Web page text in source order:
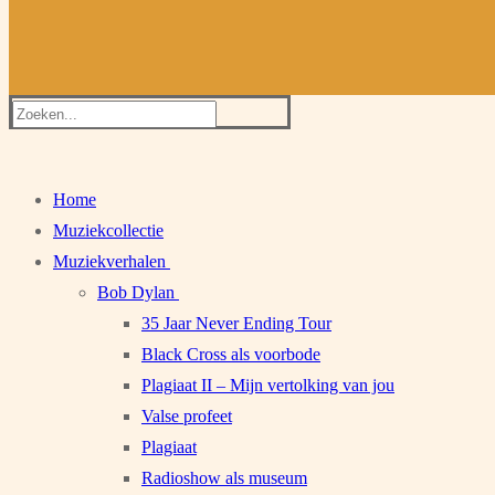
Zoeken
Home
Muziekcollectie
Muziekverhalen
Bob Dylan
35 Jaar Never Ending Tour
Black Cross als voorbode
Plagiaat II – Mijn vertolking van jou
Valse profeet
Plagiaat
Radioshow als museum